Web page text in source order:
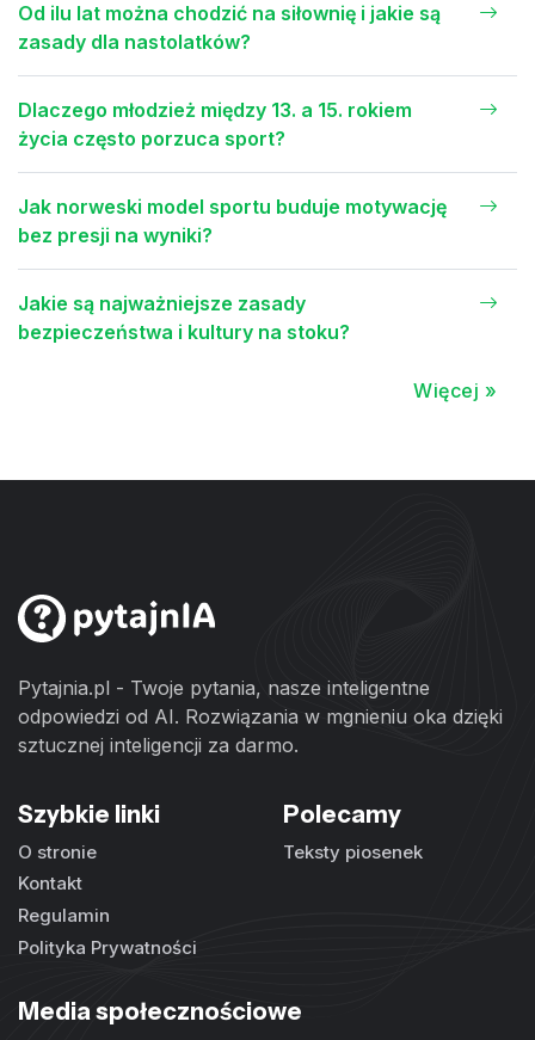
Od ilu lat można chodzić na siłownię i jakie są
zasady dla nastolatków?
Dlaczego młodzież między 13. a 15. rokiem
życia często porzuca sport?
Jak norweski model sportu buduje motywację
bez presji na wyniki?
Jakie są najważniejsze zasady
bezpieczeństwa i kultury na stoku?
Więcej »
Pytajnia.pl - Twoje pytania, nasze inteligentne
odpowiedzi od AI. Rozwiązania w mgnieniu oka dzięki
sztucznej inteligencji za darmo.
Szybkie linki
O stronie
Kontakt
Regulamin
Polityka Prywatności
Polecamy
Teksty piosenek
Media społecznościowe